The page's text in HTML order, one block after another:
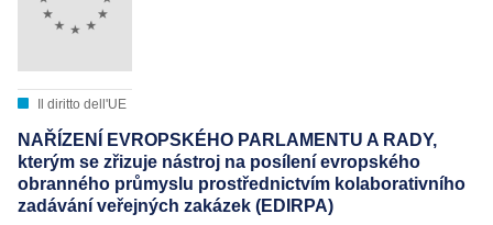
Il diritto dell'UE
NAŘÍZENÍ EVROPSKÉHO PARLAMENTU A RADY,
kterým se zřizuje nástroj na posílení evropského
obranného průmyslu prostřednictvím kolaborativního
zadávání veřejných zakázek (EDIRPA)